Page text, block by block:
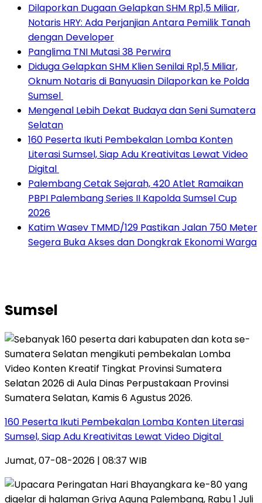
Dilaporkan Dugaan Gelapkan SHM Rp1,5 Miliar,
Notaris HRY: Ada Perjanjian Antara Pemilik Tanah
dengan Developer
Panglima TNI Mutasi 38 Perwira
Diduga Gelapkan SHM Klien Senilai Rp1,5 Miliar,
Oknum Notaris di Banyuasin Dilaporkan ke Polda
Sumsel ‎
Mengenal Lebih Dekat Budaya dan Seni Sumatera
Selatan
160 Peserta Ikuti Pembekalan Lomba Konten
Literasi Sumsel, Siap Adu Kreativitas Lewat Video
Digital ‎
Palembang Cetak Sejarah, 420 Atlet Ramaikan
PBPI Palembang Series II Kapolda Sumsel Cup
2026
Katim Wasev TMMD/129 Pastikan Jalan 750 Meter
Segera Buka Akses dan Dongkrak Ekonomi Warga
Sumsel
160 Peserta Ikuti Pembekalan Lomba Konten Literasi
Sumsel, Siap Adu Kreativitas Lewat Video Digital ‎
Jumat, 07-08-2026 | 08:37 WIB